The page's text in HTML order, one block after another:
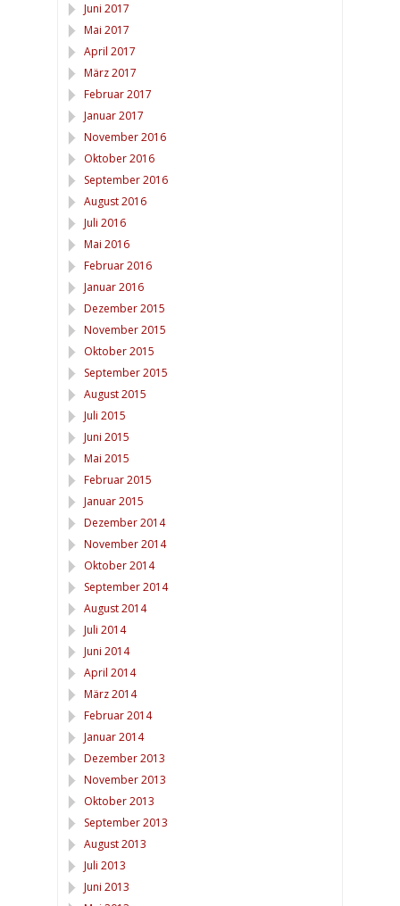
Juni 2017
Mai 2017
April 2017
März 2017
Februar 2017
Januar 2017
November 2016
Oktober 2016
September 2016
August 2016
Juli 2016
Mai 2016
Februar 2016
Januar 2016
Dezember 2015
November 2015
Oktober 2015
September 2015
August 2015
Juli 2015
Juni 2015
Mai 2015
Februar 2015
Januar 2015
Dezember 2014
November 2014
Oktober 2014
September 2014
August 2014
Juli 2014
Juni 2014
April 2014
März 2014
Februar 2014
Januar 2014
Dezember 2013
November 2013
Oktober 2013
September 2013
August 2013
Juli 2013
Juni 2013